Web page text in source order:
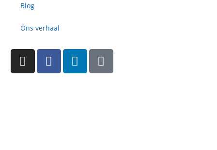
Blog
Ons verhaal